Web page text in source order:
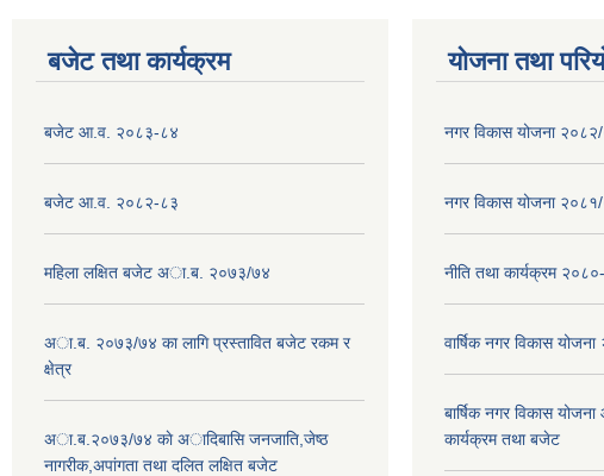
बजेट तथा कार्यक्रम
बजेट आ.व. २०८३-८४
बजेट आ.व. २०८२-८३
महिला लक्षित बजेट अा.ब. २०७३/७४
अा.ब. २०७३/७४ का लागि प्रस्तावित बजेट रकम र
क्षेत्र
अा.ब.२०७३/७४ काे अादिबासि जनजाति,जेष्ठ
नागरीक,अपांगता तथा दलित लक्षित बजेट
योजना तथा
नगर विकास योजना
नगर विकास योजना
नीति तथा कार्यक्रम
वार्षिक नगर विकास
बार्षिक नगर विकास
कार्यक्रम तथा बजेट